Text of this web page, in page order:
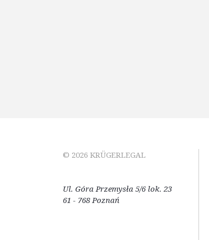
© 2026 KRÜGERLEGAL
Ul. Góra Przemysła 5/6 lok. 23
61 - 768 Poznań